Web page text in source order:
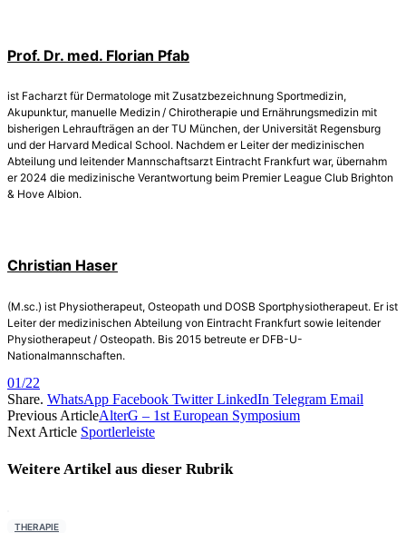
Prof. Dr. med. Florian Pfab
ist Facharzt für Dermatologe mit Zusatzbezeichnung Sportmedizin,
Akupunktur, manuelle Medizin / Chirotherapie und Ernährungs­medizin mit
bisherigen Lehraufträgen an der TU München, der Universität Regensburg
und der Harvard Medical School. Nachdem er Leiter der medizinischen
Abteilung und leitender Mannschaftsarzt Eintracht Frankfurt war, übernahm
er 2024 die medizinische Verantwortung beim Premier League Club Brighton
& Hove Albion.
Christian Haser
(M.sc.) ist Physiotherapeut, Osteopath und DOSB Sportphysiotherapeut. Er ist
Leiter der medizinischen Abteilung von Eintracht Frankfurt sowie leitender
Physiotherapeut / Osteopath. Bis 2015 betreute er DFB-­U­-
Nationalmannschaften.
01/22
Share. WhatsApp Facebook Twitter LinkedIn Telegram Email
Previous ArticleAlterG – 1st European Symposium
Next Article Sportlerleiste
Weitere Artikel aus dieser Rubrik
THERAPIE